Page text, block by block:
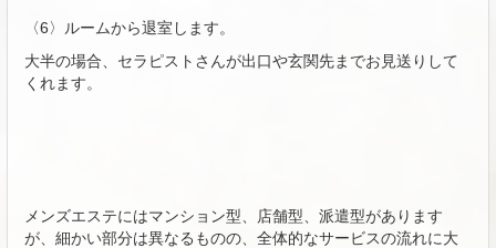
〈6〉ルームから退室します。
大半の場合、セラピストさんが出口や玄関先までお見送りして
くれます。
メンズエステにはマンション型、店舗型、派遣型があります
が、細かい部分は異なるものの、全体的なサービスの流れに大